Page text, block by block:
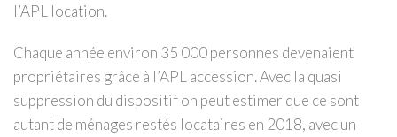
l’APL location.
Chaque année environ 35 000 personnes devenaient
propriétaires grâce à l’APL accession. Avec la quasi
suppression du dispositif on peut estimer que ce sont
autant de ménages restés locataires en 2018, avec un